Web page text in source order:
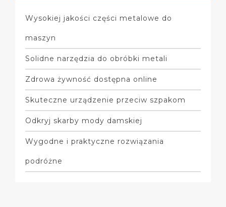
Wysokiej jakości części metalowe do
maszyn
Solidne narzędzia do obróbki metali
Zdrowa żywność dostępna online
Skuteczne urządzenie przeciw szpakom
Odkryj skarby mody damskiej
Wygodne i praktyczne rozwiązania
podróżne